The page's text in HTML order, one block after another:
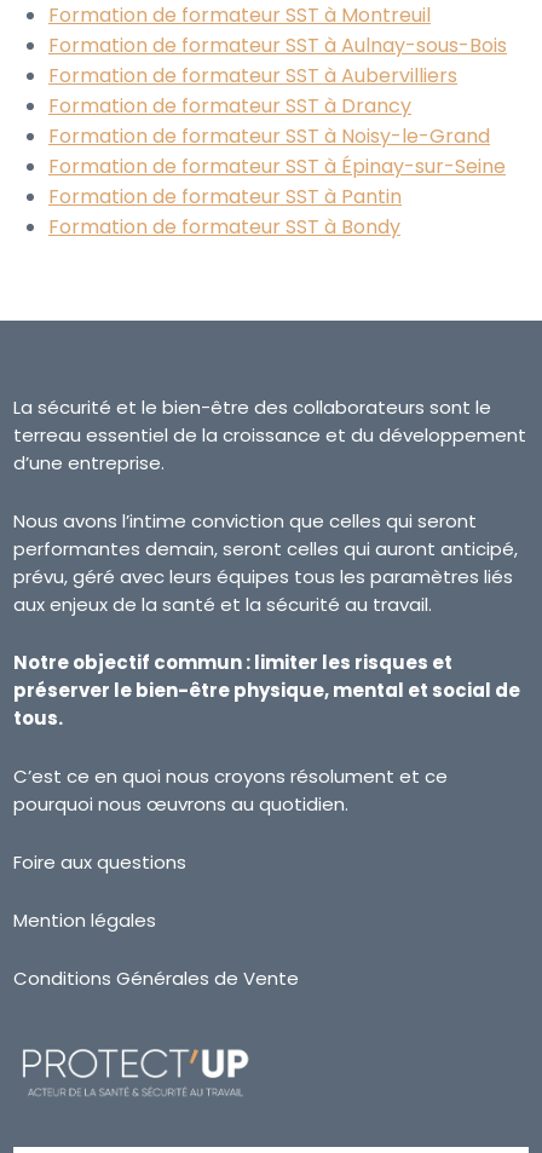
Formation de formateur SST à Montreuil
Formation de formateur SST à Aulnay-sous-Bois
Formation de formateur SST à Aubervilliers
Formation de formateur SST à Drancy
Formation de formateur SST à Noisy-le-Grand
Formation de formateur SST à Épinay-sur-Seine
Formation de formateur SST à Pantin
Formation de formateur SST à Bondy
La sécurité et le bien-être des collaborateurs sont le
terreau essentiel de la croissance et du développement
d’une entreprise.
Nous avons l’intime conviction que celles qui seront
performantes demain, seront celles qui auront anticipé,
prévu, géré avec leurs équipes tous les paramètres liés
aux enjeux de la santé et la sécurité au travail.
Notre objectif commun : limiter les risques et
préserver le bien-être physique, mental et social de
tous.
C’est ce en quoi nous croyons résolument et ce
pourquoi nous œuvrons au quotidien.
Foire aux questions
Mention légales
Conditions Générales de Vente